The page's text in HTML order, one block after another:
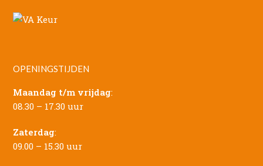
OPENINGSTIJDEN
Maandag t/m vrijdag:
08.30 – 17.30 uur
Zaterdag:
09.00 – 15.30 uur